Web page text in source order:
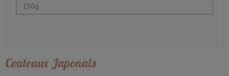
130g
Couteaux Japonais